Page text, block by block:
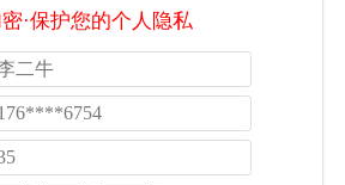
·保护您的个人隐私